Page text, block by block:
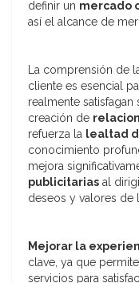
definir un mercado
así el alcance de
La comprensión de
cliente es esencial
realmente
creación de
refuerza la lealtad
conocimiento
mejora
publicitarias al
deseos y valores de
Mejorar la
clave, ya que
servicios para